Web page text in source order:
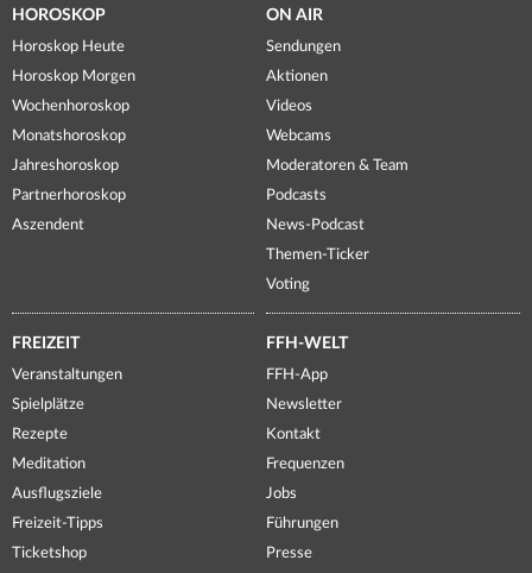
HOROSKOP
Horoskop Heute
Horoskop Morgen
Wochenhoroskop
Monatshoroskop
Jahreshoroskop
Partnerhoroskop
Aszendent
ON AIR
Sendungen
Aktionen
Videos
Webcams
Moderatoren & Team
Podcasts
News-Podcast
Themen-Ticker
Voting
FREIZEIT
Veranstaltungen
Spielplätze
Rezepte
Meditation
Ausflugsziele
Freizeit-Tipps
Ticketshop
FFH-WELT
FFH-App
Newsletter
Kontakt
Frequenzen
Jobs
Führungen
Presse